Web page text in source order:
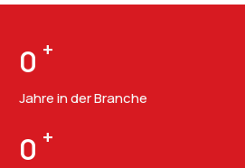
0 +
Jahre in der Branche
0 +